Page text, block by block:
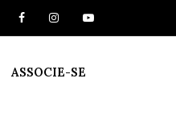
ASSOCIE-SE